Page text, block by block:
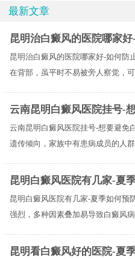
最新文章
昆明治白癜风的医院哪家
昆明治白癜风的医院哪家好-如何防
在背部，虽平时不易被旁人察觉，
云南昆明白癜风医院挂号-
云南昆明白癜风医院挂号-想要避免
遗传倾向，家族中有患病成员的人
昆明白癜风医院有几家-夏
昆明白癜风医院有几家-夏季如何预
强烈，多种因素叠加易导致白癜风
昆明看白癜风好的医院-夏